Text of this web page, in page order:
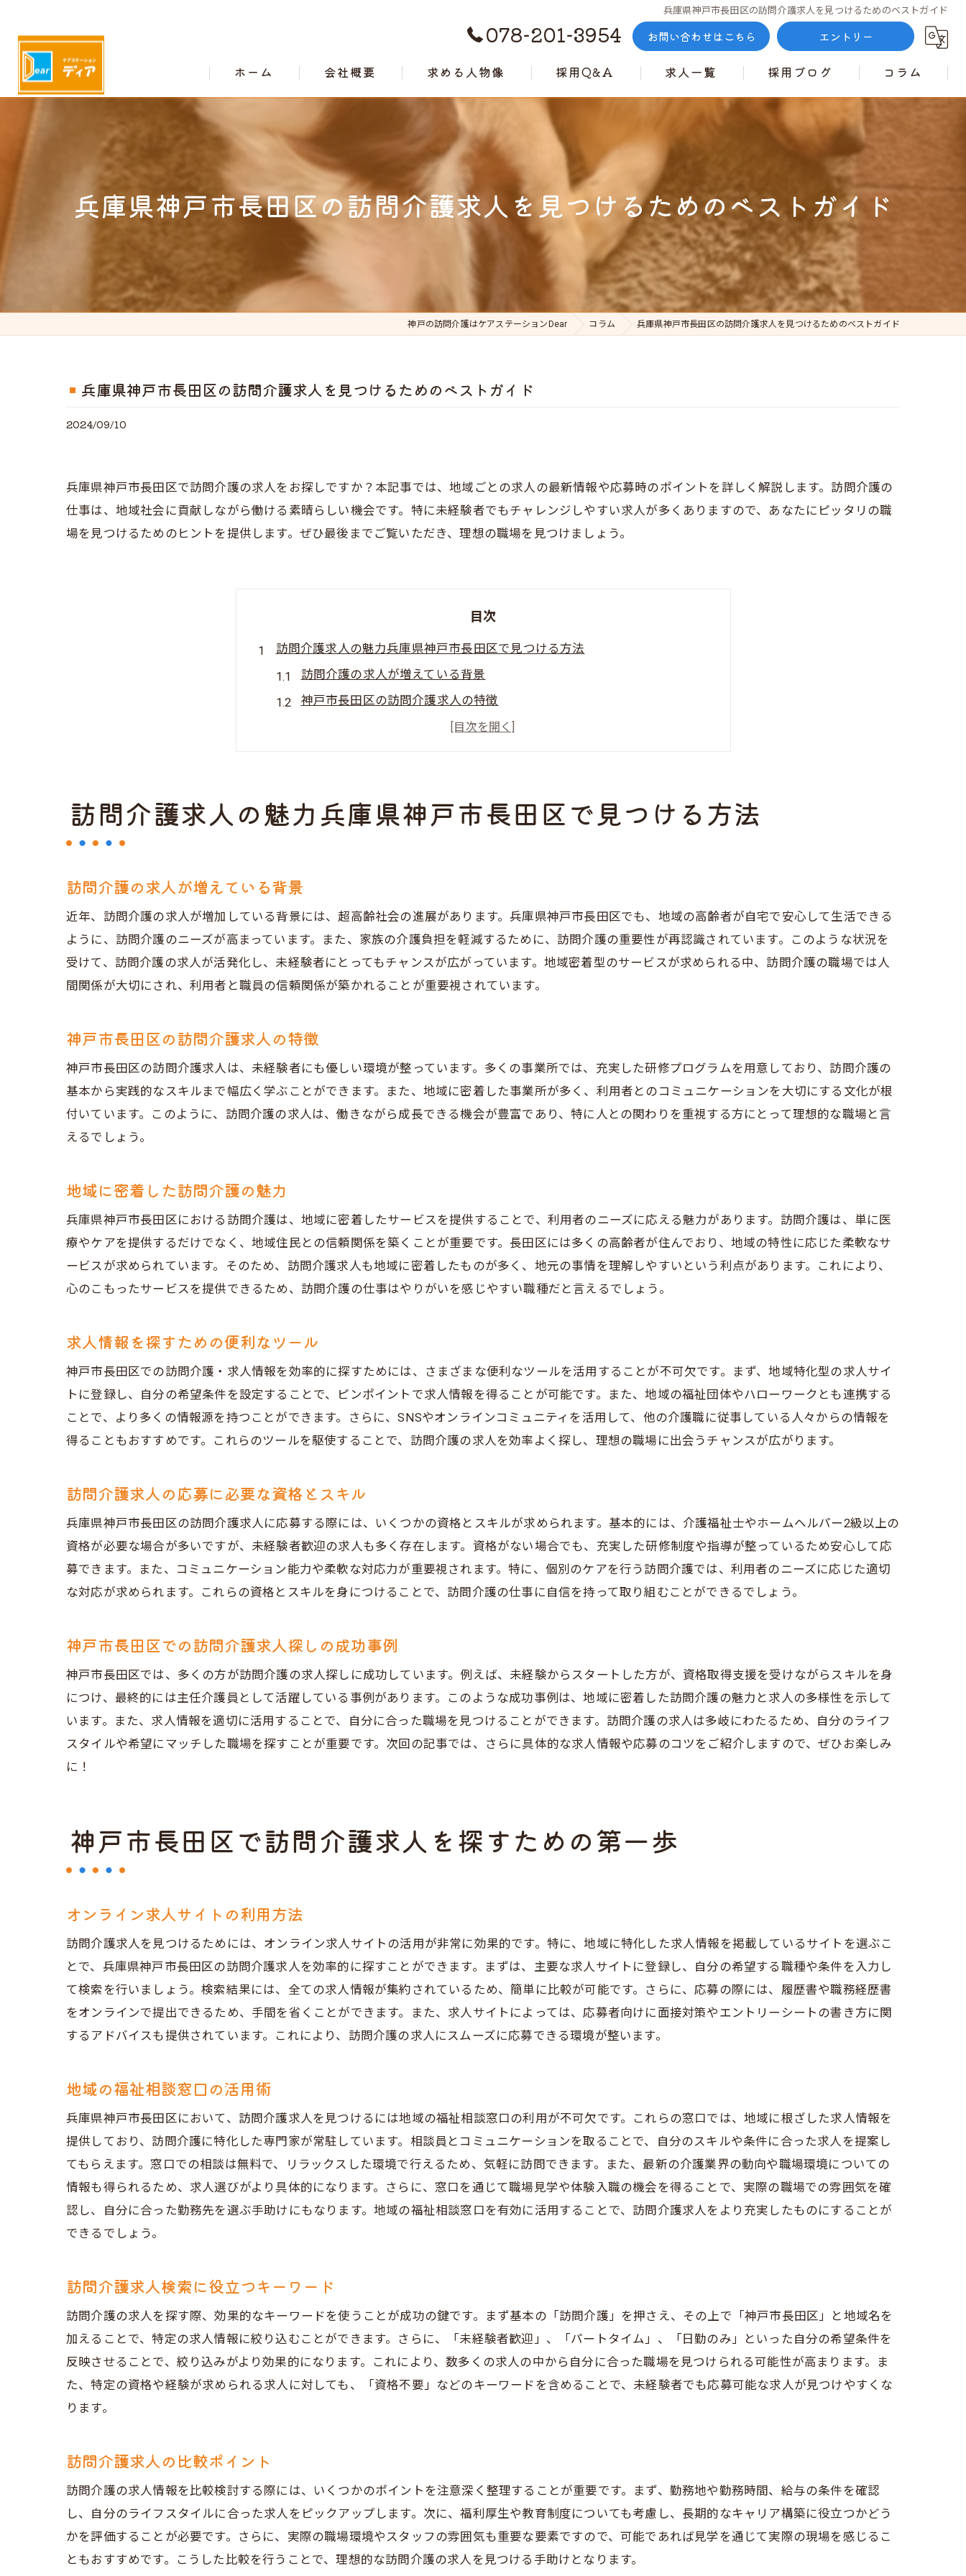
兵庫県神戸市長田区の訪問介護求人を見つけるためのベストガイド
078-201-3954 お問い合わせはこちら エントリー
ホーム 会社概要
代表挨拶
事業案内
求める人物像 採用Q&A 求人一覧 採用ブログ コラム
兵庫県神戸市長田区の訪問介護求人を見つけるためのベストガイド
神戸の訪問介護はケアステーションDear コラム 兵庫県神戸市長田区の訪問介護求人を見つけるためのベストガイド
兵庫県神戸市長田区の訪問介護求人を見つけるためのベストガイド
2024/09/10
兵庫県神戸市長田区で訪問介護の求人をお探しですか？本記事では、地域ごとの求人の最新情報や応募時のポイントを詳しく解説します。訪問介護の
仕事は、地域社会に貢献しながら働ける素晴らしい機会です。特に未経験者でもチャレンジしやすい求人が多くありますので、あなたにピッタリの職
場を見つけるためのヒントを提供します。ぜひ最後までご覧いただき、理想の職場を見つけましょう。
目次
訪問介護求人の魅力兵庫県神戸市長田区で見つける方法
訪問介護の求人が増えている背景
神戸市長田区の訪問介護求人の特徴
地域に密着した訪問介護の魅力
神戸市長田区での訪問介護求人探しの成功事例
神戸市長田区で訪問介護求人を探すための第一歩
訪問介護求人検索に役立つキーワード
訪問介護求人の比較ポイント
直接施設に問い合わせる方法
見学の重要性とその効果
未経験者歓迎の求人の見つけ方
研修制度が充実している求人の選び方
未経験でも安心して働ける職場環境
訪問介護の基本的な業務内容
地域社会に貢献兵庫県神戸市長田区の訪問介護求人募集情報
地域社会に貢献できる仕事の魅力
訪問介護求人の募集要項をチェック
地域密着型の求人の見つけ方
コミュニティへの貢献度を高める方法
地域社会のニーズを把握する重要性
訪問介護求人応募前に押さえておきたいポイント兵庫県神戸市長田区編
応募書類の準備と書き方
面接時の注意点とアピールポイント
応募前に確認すべき労働条件
訪問介護の仕事に必要な心構え
求められるスキルとその習得方法
効率的な訪問介護求人探しのコツ兵庫県神戸市長田区で理想の職場を見つける
神戸市長田区での訪問介護求人のトレンド
応募に役立つ情報兵庫県神戸市長田区の訪問介護求人の詳細
訪問介護求人の募集期間と応募方法
未経験者歓迎兵庫県神戸市長田区訪問介護求人の魅力と注意点
未経験者歓迎の求人の特徴
応募時に気をつけるべき点
未経験者向けの研修プログラム
職場選びの重要ポイント
未経験者が知っておくべき業務内容
訪問介護求人の魅力兵庫県神戸市長田区で見つける方法
訪問介護の求人が増えている背景
近年、訪問介護の求人が増加している背景には、超高齢社会の進展があります。兵庫県神戸市長田区でも、地域の高齢者が自宅で安心して生活できる
ように、訪問介護のニーズが高まっています。また、家族の介護負担を軽減するために、訪問介護の重要性が再認識されています。このような状況を
受けて、訪問介護の求人が活発化し、未経験者にとってもチャンスが広がっています。地域密着型のサービスが求められる中、訪問介護の職場では人
間関係が大切にされ、利用者と職員の信頼関係が築かれることが重要視されています。
神戸市長田区の訪問介護求人の特徴
神戸市長田区の訪問介護求人は、未経験者にも優しい環境が整っています。多くの事業所では、充実した研修プログラムを用意しており、訪問介護の
基本から実践的なスキルまで幅広く学ぶことができます。また、地域に密着した事業所が多く、利用者とのコミュニケーションを大切にする文化が根
付いています。このように、訪問介護の求人は、働きながら成長できる機会が豊富であり、特に人との関わりを重視する方にとって理想的な職場と言
えるでしょう。
地域に密着した訪問介護の魅力
兵庫県神戸市長田区における訪問介護は、地域に密着したサービスを提供することで、利用者のニーズに応える魅力があります。訪問介護は、単に医
療やケアを提供するだけでなく、地域住民との信頼関係を築くことが重要です。長田区には多くの高齢者が住んでおり、地域の特性に応じた柔軟なサ
ービスが求められています。そのため、訪問介護求人も地域に密着したものが多く、地元の事情を理解しやすいという利点があります。これにより、
心のこもったサービスを提供できるため、訪問介護の仕事はやりがいを感じやすい職種だと言えるでしょう。
求人情報を探すための便利なツール
神戸市長田区での訪問介護・求人情報を効率的に探すためには、さまざまな便利なツールを活用することが不可欠です。まず、地域特化型の求人サイ
トに登録し、自分の希望条件を設定することで、ピンポイントで求人情報を得ることが可能です。また、地域の福祉団体やハローワークとも連携する
ことで、より多くの情報源を持つことができます。さらに、SNSやオンラインコミュニティを活用して、他の介護職に従事している人々からの情報を
得ることもおすすめです。これらのツールを駆使することで、訪問介護の求人を効率よく探し、理想の職場に出会うチャンスが広がります。
訪問介護求人の応募に必要な資格とスキル
兵庫県神戸市長田区の訪問介護求人に応募する際には、いくつかの資格とスキルが求められます。基本的には、介護福祉士やホームヘルパー2級以上の
資格が必要な場合が多いですが、未経験者歓迎の求人も多く存在します。資格がない場合でも、充実した研修制度や指導が整っているため安心して応
募できます。また、コミュニケーション能力や柔軟な対応力が重要視されます。特に、個別のケアを行う訪問介護では、利用者のニーズに応じた適切
な対応が求められます。これらの資格とスキルを身につけることで、訪問介護の仕事に自信を持って取り組むことができるでしょう。
神戸市長田区での訪問介護求人探しの成功事例
神戸市長田区では、多くの方が訪問介護の求人探しに成功しています。例えば、未経験からスタートした方が、資格取得支援を受けながらスキルを身
につけ、最終的には主任介護員として活躍している事例があります。このような成功事例は、地域に密着した訪問介護の魅力と求人の多様性を示して
います。また、求人情報を適切に活用することで、自分に合った職場を見つけることができます。訪問介護の求人は多岐にわたるため、自分のライフ
スタイルや希望にマッチした職場を探すことが重要です。次回の記事では、さらに具体的な求人情報や応募のコツをご紹介しますので、ぜひお楽しみ
に！
神戸市長田区で訪問介護求人を探すための第一歩
オンライン求人サイトの利用方法
訪問介護求人を見つけるためには、オンライン求人サイトの活用が非常に効果的です。特に、地域に特化した求人情報を掲載しているサイトを選ぶこ
とで、兵庫県神戸市長田区の訪問介護求人を効率的に探すことができます。まずは、主要な求人サイトに登録し、自分の希望する職種や条件を入力し
て検索を行いましょう。検索結果には、全ての求人情報が集約されているため、簡単に比較が可能です。さらに、応募の際には、履歴書や職務経歴書
をオンラインで提出できるため、手間を省くことができます。また、求人サイトによっては、応募者向けに面接対策やエントリーシートの書き方に関
するアドバイスも提供されています。これにより、訪問介護の求人にスムーズに応募できる環境が整います。
地域の福祉相談窓口の活用術
兵庫県神戸市長田区において、訪問介護求人を見つけるには地域の福祉相談窓口の利用が不可欠です。これらの窓口では、地域に根ざした求人情報を
提供しており、訪問介護に特化した専門家が常駐しています。相談員とコミュニケーションを取ることで、自分のスキルや条件に合った求人を提案し
てもらえます。窓口での相談は無料で、リラックスした環境で行えるため、気軽に訪問できます。また、最新の介護業界の動向や職場環境についての
情報も得られるため、求人選びがより具体的になります。さらに、窓口を通じて職場見学や体験入職の機会を得ることで、実際の職場での雰囲気を確
認し、自分に合った勤務先を選ぶ手助けにもなります。地域の福祉相談窓口を有効に活用することで、訪問介護求人をより充実したものにすることが
できるでしょう。
訪問介護求人検索に役立つキーワード
訪問介護の求人を探す際、効果的なキーワードを使うことが成功の鍵です。まず基本の「訪問介護」を押さえ、その上で「神戸市長田区」と地域名を
加えることで、特定の求人情報に絞り込むことができます。さらに、「未経験者歓迎」、「パートタイム」、「日勤のみ」といった自分の希望条件を
反映させることで、絞り込みがより効果的になります。これにより、数多くの求人の中から自分に合った職場を見つけられる可能性が高まります。ま
た、特定の資格や経験が求められる求人に対しても、「資格不要」などのキーワードを含めることで、未経験者でも応募可能な求人が見つけやすくな
ります。
訪問介護求人の比較ポイント
訪問介護の求人情報を比較検討する際には、いくつかのポイントを注意深く整理することが重要です。まず、勤務地や勤務時間、給与の条件を確認
し、自分のライフスタイルに合った求人をピックアップします。次に、福利厚生や教育制度についても考慮し、長期的なキャリア構築に役立つかどう
かを評価することが必要です。さらに、実際の職場環境やスタッフの雰囲気も重要な要素ですので、可能であれば見学を通じて実際の現場を感じるこ
ともおすすめです。こうした比較を行うことで、理想的な訪問介護の求人を見つける手助けとなります。